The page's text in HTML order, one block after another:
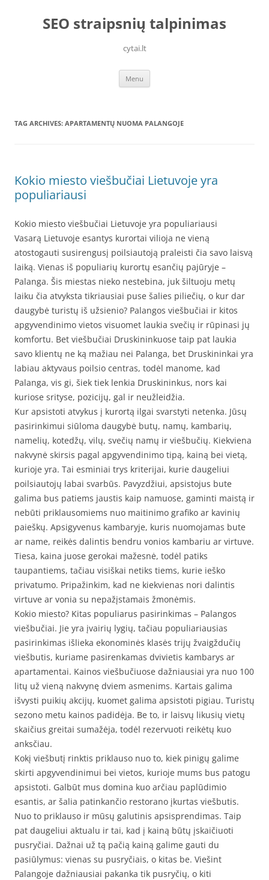
contentSEO straipsnių talpinimas
cytai.lt
Menu
TAG ARCHIVES: APARTAMENTŲ NUOMA PALANGOJE
Kokio miesto viešbučiai Lietuvoje yra
populiariausi
Kokio miesto viešbučiai Lietuvoje yra populiariausi
Vasarą Lietuvoje esantys kurortai vilioja ne vieną
atostogauti susirengusį poilsiautoją praleisti čia savo laisvą
laiką. Vienas iš populiarių kurortų esančių pajūryje –
Palanga. Šis miestas nieko nestebina, juk šiltuoju metų
laiku čia atvyksta tikriausiai puse šalies piliečių, o kur dar
daugybė turistų iš užsienio? Palangos viešbučiai ir kitos
apgyvendinimo vietos visuomet laukia svečių ir rūpinasi jų
komfortu. Bet viešbučiai Druskininkuose taip pat laukia
savo klientų ne ką mažiau nei Palanga, bet Druskininkai yra
labiau aktyvaus poilsio centras, todėl manome, kad
Palanga, vis gi, šiek tiek lenkia Druskininkus, nors kai
kuriose srityse, pozicijų, gal ir neužleidžia.
Kur apsistoti atvykus į kurortą ilgai svarstyti netenka. Jūsų
pasirinkimui siūloma daugybė butų, namų, kambarių,
namelių, kotedžų, vilų, svečių namų ir viešbučių. Kiekviena
nakvynė skirsis pagal apgyvendinimo tipą, kainą bei vietą,
kurioje yra. Tai esminiai trys kriterijai, kurie daugeliui
poilsiautojų labai svarbūs. Pavyzdžiui, apsistojus bute
galima bus patiems jaustis kaip namuose, gaminti maistą ir
nebūti priklausomiems nuo maitinimo grafiko ar kavinių
paieškų. Apsigyvenus kambaryje, kuris nuomojamas bute
ar name, reikės dalintis bendru vonios kambariu ar virtuve.
Tiesa, kaina juose gerokai mažesnė, todėl patiks
taupantiems, tačiau visiškai netiks tiems, kurie ieško
privatumo. Pripažinkim, kad ne kiekvienas nori dalintis
virtuve ar vonia su nepažįstamais žmonėmis.
Kokio miesto? Kitas populiarus pasirinkimas – Palangos
viešbučiai. Jie yra įvairių lygių, tačiau populiariausias
pasirinkimas išlieka ekonominės klasės trijų žvaigždučių
viešbutis, kuriame pasirenkamas dvivietis kambarys ar
apartamentai. Kainos viešbučiuose dažniausiai yra nuo 100
litų už vieną nakvynę dviem asmenims. Kartais galima
išvysti puikių akcijų, kuomet galima apsistoti pigiau. Turistų
sezono metu kainos padidėja. Be to, ir laisvų likusių vietų
skaičius greitai sumažėja, todėl rezervuoti reikėtų kuo
anksčiau.
Kokį viešbutį rinktis priklauso nuo to, kiek pinigų galime
skirti apgyvendinimui bei vietos, kurioje mums bus patogu
apsistoti. Galbūt mus domina kuo arčiau paplūdimio
esantis, ar šalia patinkančio restorano įkurtas viešbutis.
Nuo to priklauso ir mūsų galutinis apsisprendimas. Taip
pat daugeliui aktualu ir tai, kad į kainą būtų įskaičiuoti
pusryčiai. Dažnai už tą pačią kainą galime gauti du
pasiūlymus: vienas su pusryčiais, o kitas be. Viešint
Palangoje dažniausiai pakanka tik pusryčių, o kiti